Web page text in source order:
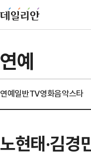
연예
연예일반TV영화음악스타
노현태·김경